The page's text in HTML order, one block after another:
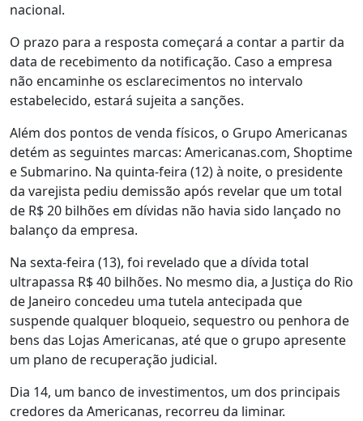
nacional.
O prazo para a resposta começará a contar a partir da
data de recebimento da notificação. Caso a empresa
não encaminhe os esclarecimentos no intervalo
estabelecido, estará sujeita a sanções.
Além dos pontos de venda físicos, o Grupo Americanas
detém as seguintes marcas: Americanas.com, Shoptime
e Submarino. Na quinta-feira (12) à noite, o presidente
da varejista pediu demissão após revelar que um total
de R$ 20 bilhões em dívidas não havia sido lançado no
balanço da empresa.
Na sexta-feira (13), foi revelado que a dívida total
ultrapassa R$ 40 bilhões. No mesmo dia, a Justiça do Rio
de Janeiro concedeu uma tutela antecipada que
suspende qualquer bloqueio, sequestro ou penhora de
bens das Lojas Americanas, até que o grupo apresente
um plano de recuperação judicial.
Dia 14, um banco de investimentos, um dos principais
credores da Americanas, recorreu da liminar.